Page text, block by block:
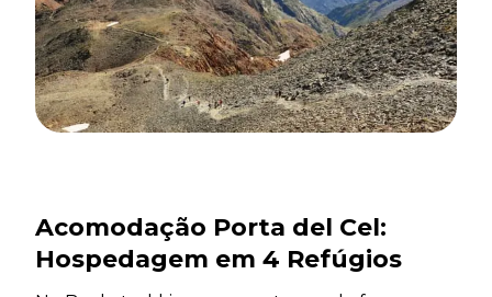
Acomodação Porta del Cel:
Hospedagem em 4 Refúgios